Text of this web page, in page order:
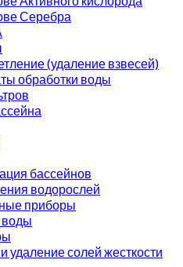
Серебра
(удаление взвесей)
обработки воды
бассейнов
водорослей
приборы
воды
удаление солей жесткости